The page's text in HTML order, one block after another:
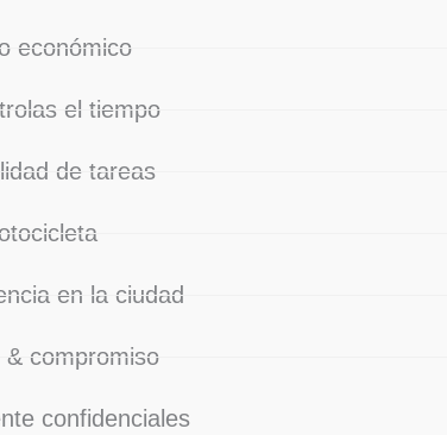
económico
el tiempo
de tareas
en la ciudad
& compromiso
confidenciales